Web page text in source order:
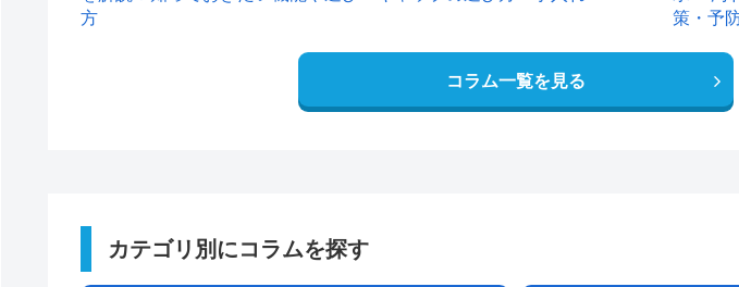
方
策・予
コラム一覧を見る
カテゴリ別にコラムを探す